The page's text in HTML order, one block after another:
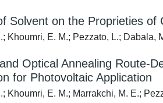
Solvent on the Proprieties of
Khoumri, E. M.; Pezzato, L.; Dabala,
Optical Annealing Route-
for Photovoltaic Application
Khoumri, E. M.; Marrakchi, M. E.;